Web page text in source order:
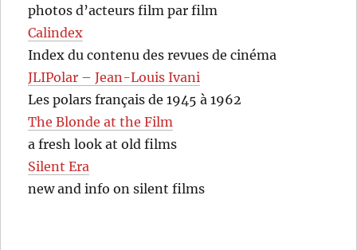
photos d’acteurs film par film
Calindex
Index du contenu des revues de cinéma
JLIPolar – Jean-Louis Ivani
Les polars français de 1945 à 1962
The Blonde at the Film
a fresh look at old films
Silent Era
new and info on silent films